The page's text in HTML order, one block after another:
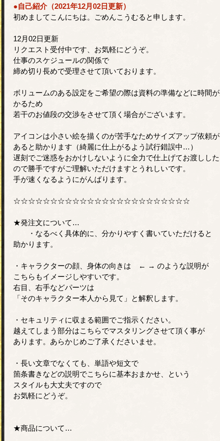
●自己紹介（2021年12月02日更新）
初めましてこんにちは。ごめんこうむると申します。
12月02日更新
リクエスト受付中です、お気軽にどうぞ。
仕事のスケジュールの関係で
締め切り長めで受理させて頂いております。
ボリュームのある設定をご希望の際は資料の準備などに時間
かるため
若干のお値段の交渉をさせて頂く場合がございます。
アイコンは小さい絵を描くのが苦手なためサイズアップ依頼が
あると助かります（綺麗に仕上がるよう試行錯誤中…）
遅刻でご迷惑をおかけしないように全力で仕上げてお渡しし
ので勝手ですがご理解いただけますとうれしいです。
手が速くなるようにがんばります。
☆☆☆☆☆☆☆☆☆☆☆☆☆☆☆☆☆☆☆☆☆☆☆☆
★発注文について…
・なるべく具体的に、分かりやすく書いていただけると
助かります。
・キャラクターの顔、身体の向きは ← → のような説明が
こちらもイメージしやすいです。
右目、右手などパーツは
「そのキャラクター本人から見て」と解釈します。
・セキュリティに収まる範囲でご指示ください。
越えてしまう部分はこちらでマスタリングさせて頂く事が
あります。あらかじめご了承くださいませ。
・長い文章でなくても、単語や短文で
箇条書きなどの説明でこちらに基本おまかせ、という
スタイルも大丈夫ですので
お気軽にどうぞ。
★商品について…